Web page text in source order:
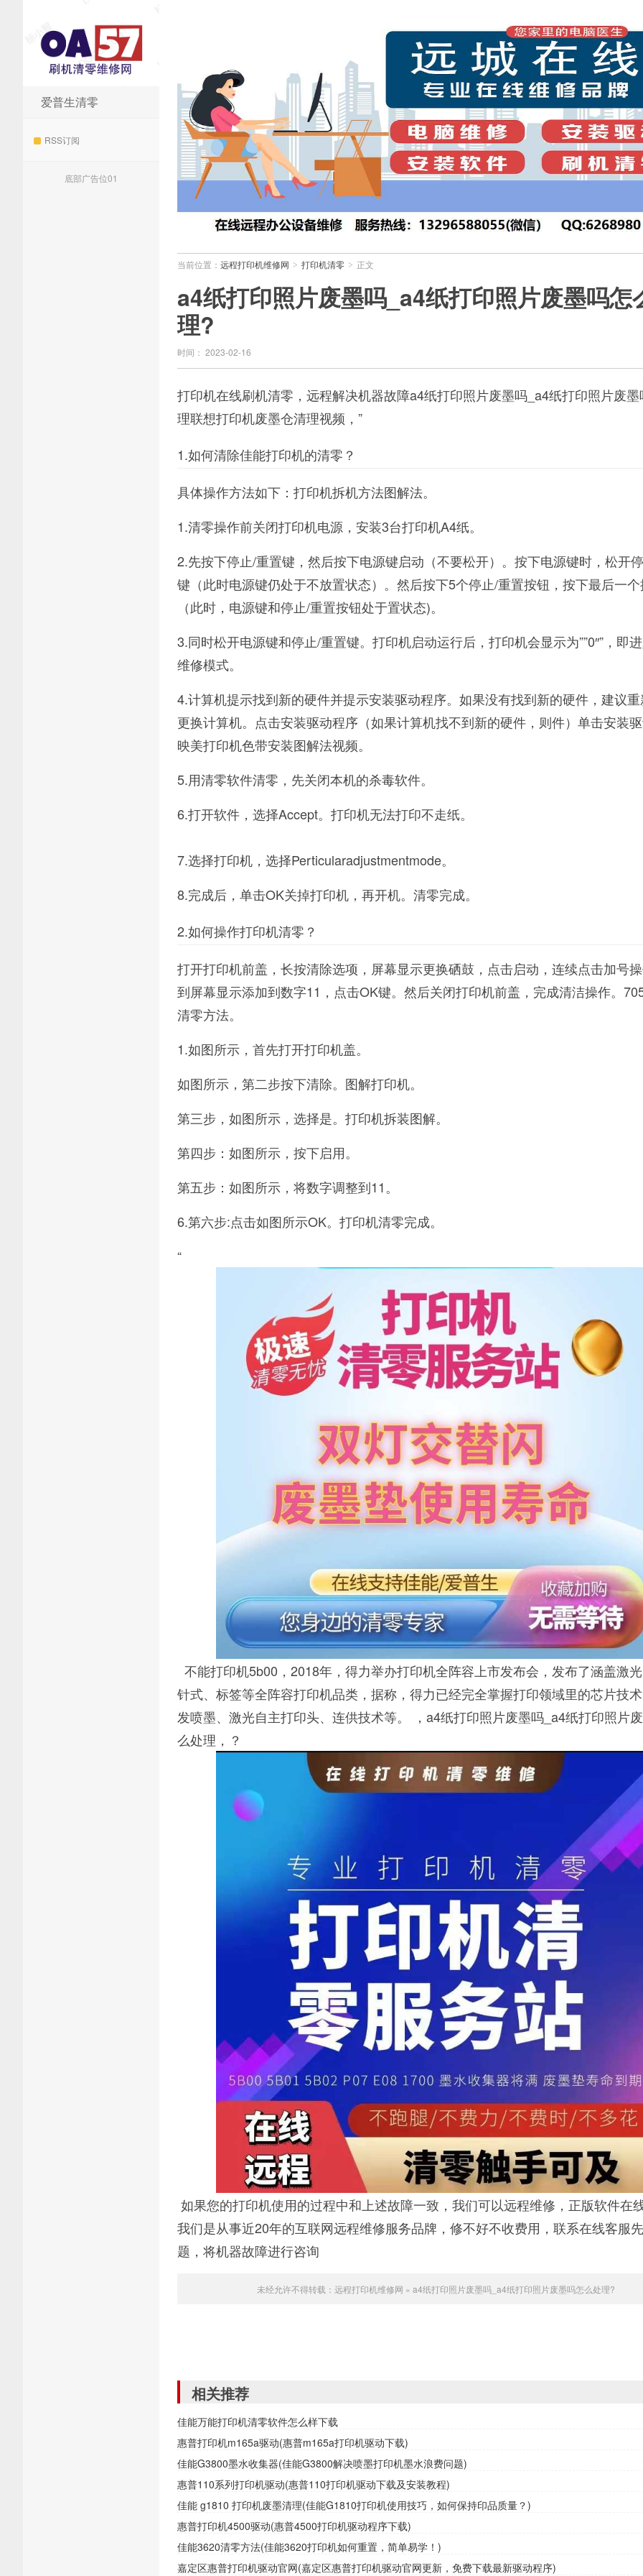
爱普生清零
RSS订阅
底部广告位01
当前位置： 远程打印机维修网 > 打印机清零 > 正文
a4纸打印照片废墨吗_a4纸打印照片废墨吗怎
理?
时间： 2023-02-16
打印机在线刷机清零，远程解决机器故障a4纸打印照片废墨吗_a4纸打印照片废
理联想打印机废墨仓清理视频，”
1.如何清除佳能打印机的清零？
具体操作方法如下：打印机拆机方法图解法。
1.清零操作前关闭打印机电源，安装3台打印机A4纸。
2.先按下停止/重置键，然后按下电源键启动（不要松开）。按下电源键时，松开
键（此时电源键仍处于不放置状态）。然后按下5个停止/重置按钮，按下最后一个
（此时，电源键和停止/重置按钮处于置状态)。
3.同时松开电源键和停止/重置键。打印机启动运行后，打印机会显示为””0″”，即
维修模式。
4.计算机提示找到新的硬件并提示安装驱动程序。如果没有找到新的硬件，建议
更换计算机。点击安装驱动程序（如果计算机找不到新的硬件，则件）单击安装驱
映美打印机色带安装图解法视频。
5.用清零软件清零，先关闭本机的杀毒软件。
6.打开软件，选择Accept。打印机无法打印不走纸。
7.选择打印机，选择Perticularadjustmentmode。
8.完成后，单击OK关掉打印机，再开机。清零完成。
2.如何操作打印机清零？
打开打印机前盖，长按清除选项，屏幕显示更换硒鼓，点击启动，连续点击加号
到屏幕显示添加到数字11，点击OK键。然后关闭打印机前盖，完成清洁操作。
清零方法。
1.如图所示，首先打开打印机盖。
如图所示，第二步按下清除。图解打印机。
第三步，如图所示，选择是。打印机拆装图解。
第四步：如图所示，按下启用。
第五步：如图所示，将数字调整到11。
6.第六步:点击如图所示OK。打印机清零完成。
“
不能打印机5b00，2018年，得力举办打印机全阵容上市发布会，发布了涵盖激光
针式、标签等全阵容打印机品类，据称，得力已经完全掌握打印领域里的芯片技
发喷墨、激光自主打印头、连供技术等。 ，a4纸打印照片废墨吗_a4纸打印照片
么处理，？
如果您的打印机使用的过程中和上述故障一致，我们可以远程维修，正版软件在
我们是从事近20年的互联网远程维修服务品牌，修不好不收费用，联系在线客服
题，将机器故障进行咨询
未经允许不得转载： 远程打印机维修网 » a4纸打印照片废墨吗_a4纸打印照片废墨吗怎么处理?
相关推荐
佳能万能打印机清零软件怎么样下载
惠普打印机m165a驱动(惠普m165a打印机驱动下载)
佳能G3800墨水收集器(佳能G3800解决喷墨打印机墨水浪费问题)
惠普110系列打印机驱动(惠普110打印机驱动下载及安装教程)
佳能 g1810 打印机废墨清理(佳能G1810打印机使用技巧，如何保持印品质量？)
惠普打印机4500驱动(惠普4500打印机驱动程序下载)
佳能3620清零方法(佳能3620打印机如何重置，简单易学！)
嘉定区惠普打印机驱动官网(嘉定区惠普打印机驱动官网更新，免费下载最新驱动程序)